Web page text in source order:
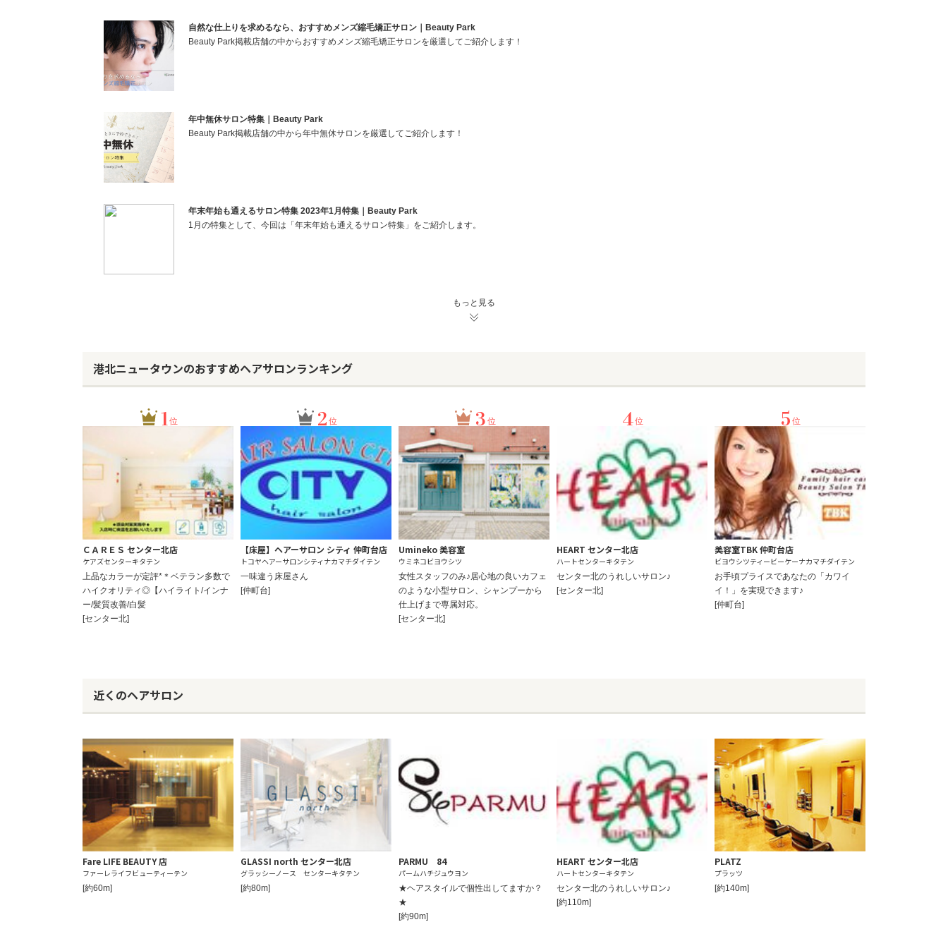
自然な仕上りを求めるなら、おすすめメンズ縮毛矯正サロン｜Beauty Park
Beauty Park掲載店舗の中からおすすめメンズ縮毛矯正サロンを厳選してご紹介します！
年中無休サロン特集｜Beauty Park
Beauty Park掲載店舗の中から年中無休サロンを厳選してご紹介します！
年末年始も通えるサロン特集 2023年1月特集｜Beauty Park
1月の特集として、今回は「年末年始も通えるサロン特集」をご紹介します。
もっと見る
港北ニュータウンのおすすめヘアサロンランキング
1位
ＣＡＲＥＳ センター北店
ケアズセンターキタテン
上品なカラーが定評*＊ベテラン多数で
ハイクオリティ◎【ハイライト/インナ
ー/髪質改善/白髪
[センター北]
2 位
【床屋】ヘアーサロン シティ 仲町台店
トコヤヘアーサロンシティナカマチダイテン
一味違う床屋さん
[仲町台]
3 位
Umineko 美容室
ウミネコビヨウシツ
女性スタッフのみ♪居心地の良いカフェ
のような小型サロン、シャンプーから
仕上げまで専属対応。
[センター北]
4位
HEART センター北店
ハートセンターキタテン
センター北のうれしいサロン♪
[センター北]
5 位
美容室TBK 仲町台店
ビヨウシツティービーケーナカマチダイテン
お手頃プライスであなたの「カワイ
イ！」を実現できます♪
[仲町台]
近くのヘアサロン
Fare LIFE BEAUTY 店
ファーレライフビューティーテン
[約60m]
GLASSI north センター北店
グラッシーノース センターキタテン
[約80m]
PARMU 84
パームハチジュウヨン
★ヘアスタイルで個性出してますか？
★
[約90m]
HEART センター北店
ハートセンターキタテン
センター北のうれしいサロン♪
[約110m]
PLATZ
プラッツ
[約140m]